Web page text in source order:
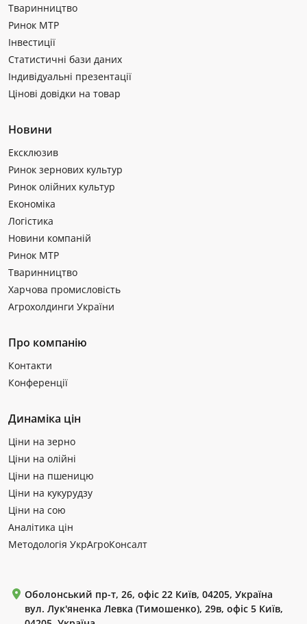
Тваринництво
Ринок МТР
Інвестиції
Статистичні бази даних
Індивідуальні презентації
Цінові довідки на товар
Новини
Ексклюзив
Ринок зернових культур
Ринок олійних культур
Економіка
Логістика
Новини компаній
Ринок МТР
Тваринництво
Харчова промисловість
Агрохолдинги України
Про компанію
Контакти
Конференції
Динаміка цін
Ціни на зерно
Ціни на олійні
Ціни на пшеницю
Ціни на кукурудзу
Ціни на сою
Аналітика цін
Методологія УкрАгроКонсалт
Оболонський пр-т, 26, офіс 22 Київ, 04205, Україна
вул. Лук'яненка Левка (Тимошенко), 29в, офіс 5 Київ,